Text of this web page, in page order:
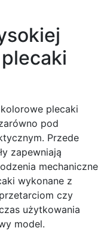
plecaki
pod
Przede
zapewniają
mechaniczne
wykonane z
czy
użytkowania
model.